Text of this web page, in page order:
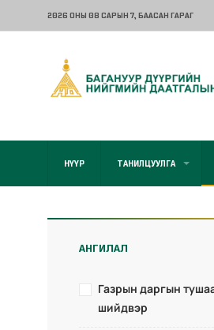
2026 ОНЫ 08 САРЫН 7, БААСАН ГАРАГ
НҮҮР ТАНИЛЦУУЛГА
АНГИЛАЛ
Газрын даргын
шийдвэр